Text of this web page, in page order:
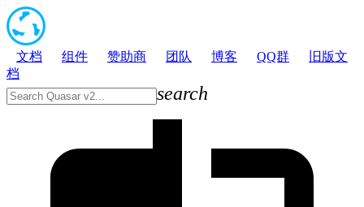
文档 组件 赞助商 团队 博客 QQ群
旧版文
档
search